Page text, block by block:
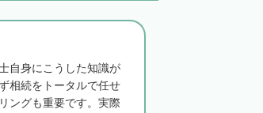
自身にこうした知識が
相続をトータルで任せ
ングも重要です。実際